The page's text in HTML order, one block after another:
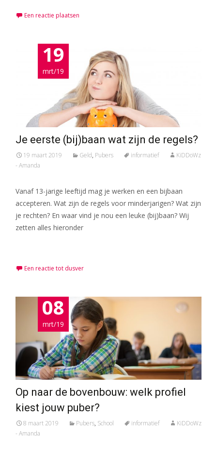
Een reactie plaatsen
19
mrt/19
Je eerste (bij)baan wat zijn de regels?
19 maart 2019 Geld, Pubers informatief
KiDDoWz
- Amanda
Vanaf 13-jarige leeftijd mag je werken en een bijbaan
accepteren. Wat zijn de regels voor minderjarigen? Wat zijn
je rechten? En waar vind je nou een leuke (bij)baan? Wij
zetten alles hieronder
Een reactie tot dusver
08
mrt/19
Op naar de bovenbouw: welk profiel
kiest jouw puber?
8 maart 2019 Pubers, School informatief
KiDDoWz
- Amanda